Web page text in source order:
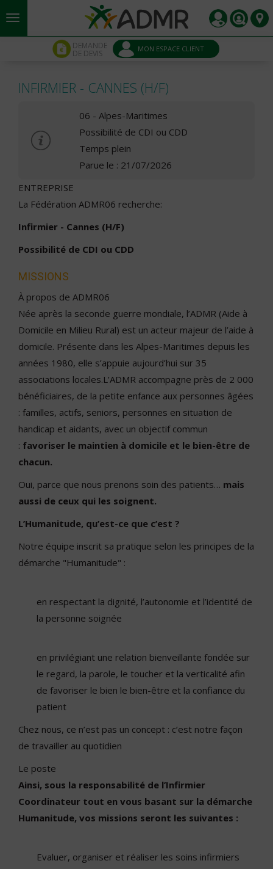
Aller au contenu principal
DEMANDE
DE DEVIS MON ESPACE CLIENT
INFIRMIER - CANNES (H/F)
06 - Alpes-Maritimes
Possibilité de CDI ou CDD
Temps plein
Parue le : 21/07/2026
ENTREPRISE
La Fédération ADMR06 recherche:
Infirmier - Cannes (H/F)
Possibilité de CDI ou CDD
MISSIONS
À propos de ADMR06
Née après la seconde guerre mondiale, l’ADMR (Aide à
Domicile en Milieu Rural) est un acteur majeur de l’aide à
domicile. Présente dans les Alpes-Maritimes depuis les
années 1980, elle s’appuie aujourd’hui sur 35
associations locales.L’ADMR accompagne près de 2 000
bénéficiaires, de la petite enfance aux personnes âgées
: familles, actifs, seniors, personnes en situation de
handicap et aidants, avec un objectif commun
: favoriser le maintien à domicile et le bien-être de
chacun.
Oui, parce que nous prenons soin des patients… mais
aussi de ceux qui les soignent.
L’Humanitude, qu’est-ce que c’est ?
Notre équipe inscrit sa pratique selon les principes de la
démarche "Humanitude" :
en respectant la dignité, l’autonomie et l’identité de
la personne soignée
en privilégiant une relation bienveillante fondée sur
le regard, la parole, le toucher et la verticalité afin
de favoriser le bien le bien-être et la confiance du
patient
Chez nous, ce n’est pas un concept : c’est notre façon
de travailler au quotidien
Le poste
Ainsi, sous la responsabilité de l’Infirmier
Coordinateur tout en vous basant sur la démarche
Humanitude, vos missions seront les suivantes :
Evaluer, organiser et réaliser les soins infirmiers
Panneau de gestion des cookies